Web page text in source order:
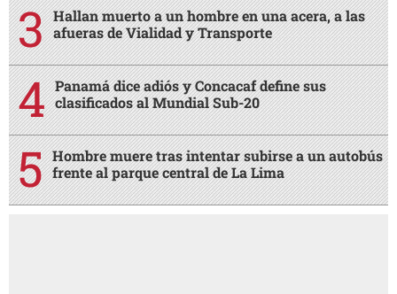
Hallan muerto a un hombre en una acera, a las
afueras de Vialidad y Transporte
Panamá dice adiós y Concacaf define sus
clasificados al Mundial Sub-20
Hombre muere tras intentar subirse a un autobús
frente al parque central de La Lima